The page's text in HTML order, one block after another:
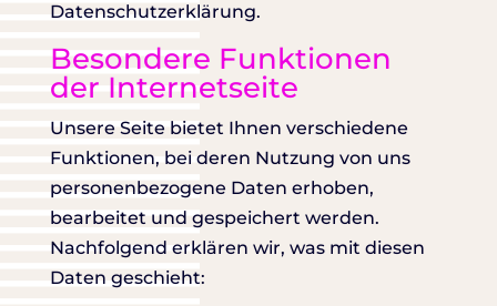
Datenschutzerklärung.
Besondere Funktionen
der Internetseite
Unsere Seite bietet Ihnen verschiedene
Funktionen, bei deren Nutzung von uns
personenbezogene Daten erhoben,
bearbeitet und gespeichert werden.
Nachfolgend erklären wir, was mit diesen
Daten geschieht: